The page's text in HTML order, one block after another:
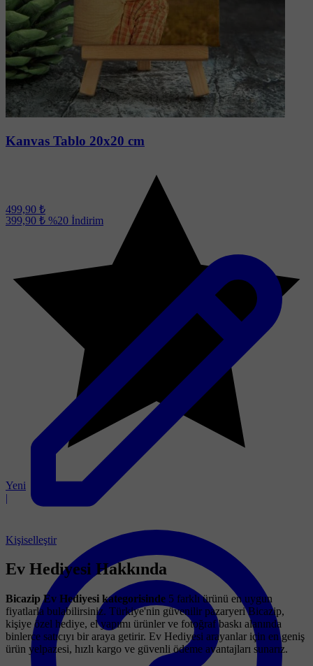
Soru-Cevap
Kanvas Tablo 20x20 cm
Yeni
|
499,90 ₺
399,90 ₺ %20 İndirim
Kişiselleştir
Ev Hediyesi Hakkında
Bicazip Ev Hediyesi kategorisinde 5 farklı ürünü en uygun
fiyatlarla bulabilirsiniz. Türkiye'nin güvenilir pazaryeri Bicazip,
kişiye özel hediye, el yapımı ürünler ve fotoğraf baskı alanında
binlerce satıcıyı bir araya getirir. Ev Hediyesi arayanlar için en geniş
ürün yelpazesi, hızlı kargo ve güvenli ödeme avantajları sunarız.